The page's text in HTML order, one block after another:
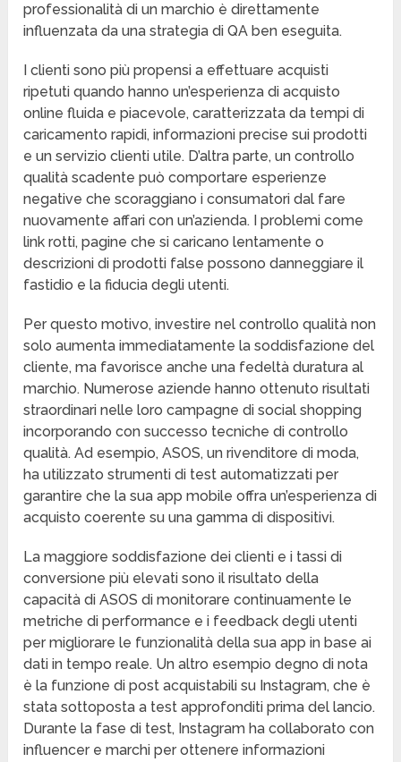
professionalità di un marchio è direttamente
influenzata da una strategia di QA ben eseguita.
I clienti sono più propensi a effettuare acquisti
ripetuti quando hanno un’esperienza di acquisto
online fluida e piacevole, caratterizzata da tempi di
caricamento rapidi, informazioni precise sui prodotti
e un servizio clienti utile. D’altra parte, un controllo
qualità scadente può comportare esperienze
negative che scoraggiano i consumatori dal fare
nuovamente affari con un’azienda. I problemi come
link rotti, pagine che si caricano lentamente o
descrizioni di prodotti false possono danneggiare il
fastidio e la fiducia degli utenti.
Per questo motivo, investire nel controllo qualità non
solo aumenta immediatamente la soddisfazione del
cliente, ma favorisce anche una fedeltà duratura al
marchio. Numerose aziende hanno ottenuto risultati
straordinari nelle loro campagne di social shopping
incorporando con successo tecniche di controllo
qualità. Ad esempio, ASOS, un rivenditore di moda,
ha utilizzato strumenti di test automatizzati per
garantire che la sua app mobile offra un’esperienza di
acquisto coerente su una gamma di dispositivi.
La maggiore soddisfazione dei clienti e i tassi di
conversione più elevati sono il risultato della
capacità di ASOS di monitorare continuamente le
metriche di performance e i feedback degli utenti
per migliorare le funzionalità della sua app in base ai
dati in tempo reale. Un altro esempio degno di nota
è la funzione di post acquistabili su Instagram, che è
stata sottoposta a test approfonditi prima del lancio.
Durante la fase di test, Instagram ha collaborato con
influencer e marchi per ottenere informazioni